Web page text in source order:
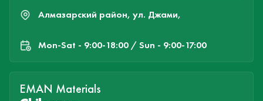
Алмазарский район, ул. Джами,
Mon-Sat - 9:00-18:00 / Sun - 9:00-17:00
EMAN Materials